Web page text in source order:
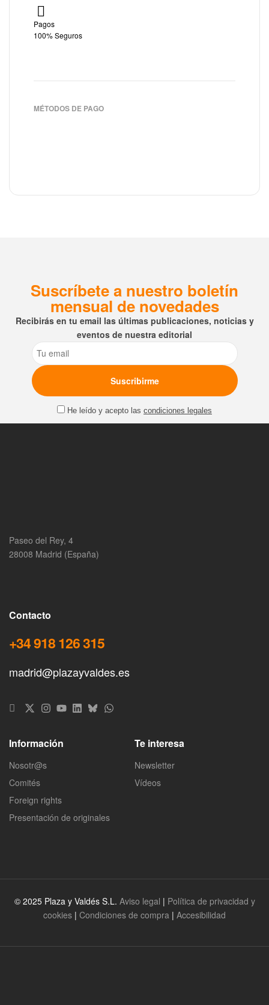
Pagos
100% Seguros
MÉTODOS DE PAGO
Suscríbete a nuestro boletín
mensual de novedades
Recibirás en tu email las últimas publicaciones, noticias y
eventos de nuestra editorial
Email
He leído y acepto las condiciones legales
Paseo del Rey, 4
28008 Madrid (España)
Contacto
+34 918 126 315
madrid@plazayvaldes.es
Información
Nosotr@s
Comités
Foreign rights
Presentación de originales
Te interesa
Newsletter
Vídeos
© 2025 Plaza y Valdés S.L. Aviso legal | Política de privacidad y
cookies | Condiciones de compra | Accesibilidad